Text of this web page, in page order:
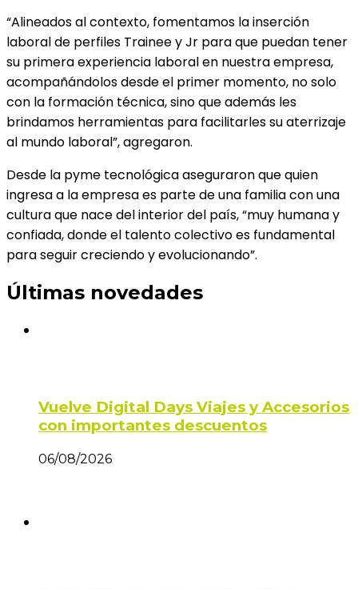
“Alineados al contexto, fomentamos la inserción
laboral de perfiles Trainee y Jr para que puedan tener
su primera experiencia laboral en nuestra empresa,
acompañándolos desde el primer momento, no solo
con la formación técnica, sino que además les
brindamos herramientas para facilitarles su aterrizaje
al mundo laboral”, agregaron.
Desde la pyme tecnológica aseguraron que quien
ingresa a la empresa es parte de una familia con una
cultura que nace del interior del país, “muy humana y
confiada, donde el talento colectivo es fundamental
para seguir creciendo y evolucionando”.
Últimas novedades
Vuelve Digital Days Viajes y Accesorios
con importantes descuentos
06/08/2026